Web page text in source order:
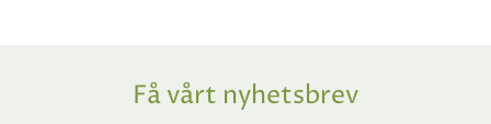
Få vårt nyhetsbrev